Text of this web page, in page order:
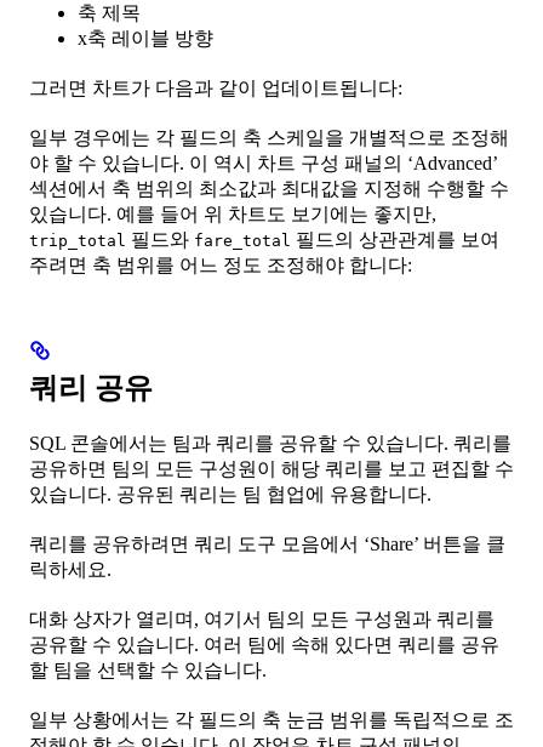
축 제목
x축 레이블 방향
그러면 차트가 다음과 같이 업데이트됩니다:
일부 경우에는 각 필드의 축 스케일을 개별적으로 조정해
야 할 수 있습니다. 이 역시 차트 구성 패널의 ‘Advanced’
섹션에서 축 범위의 최소값과 최대값을 지정해 수행할 수
있습니다. 예를 들어 위 차트도 보기에는 좋지만,
trip_total 필드와 fare_total 필드의 상관관계를 보여
주려면 축 범위를 어느 정도 조정해야 합니다:
쿼리 공유
SQL 콘솔에서는 팀과 쿼리를 공유할 수 있습니다. 쿼리를
공유하면 팀의 모든 구성원이 해당 쿼리를 보고 편집할 수
있습니다. 공유된 쿼리는 팀 협업에 유용합니다.
쿼리를 공유하려면 쿼리 도구 모음에서 ‘Share’ 버튼을 클
릭하세요.
대화 상자가 열리며, 여기서 팀의 모든 구성원과 쿼리를
공유할 수 있습니다. 여러 팀에 속해 있다면 쿼리를 공유
할 팀을 선택할 수 있습니다.
일부 상황에서는 각 필드의 축 눈금 범위를 독립적으로 조